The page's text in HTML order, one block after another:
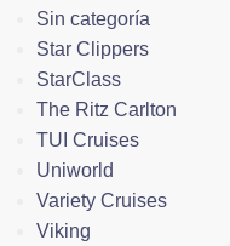
Sin categoría
Star Clippers
StarClass
The Ritz Carlton
TUI Cruises
Uniworld
Variety Cruises
Viking